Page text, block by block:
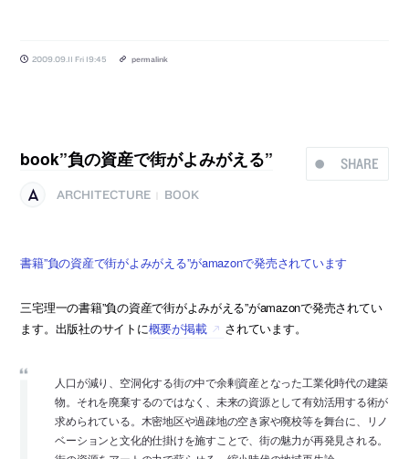
2009.09.11 Fri 19:45 permalink
SHARE
book”負の資産で街がよみがえる”
ARCHITECTURE BOOK
書籍”負の資産で街がよみがえる”がamazonで発売されています
三宅理一の書籍”負の資産で街がよみがえる”がamazonで発売されてい
ます。出版社のサイトに概要が掲載 されています。
人口が減り、空洞化する街の中で余剰資産となった工業化時代の建築
物。それを廃棄するのではなく、未来の資源として有効活用する術が
求められている。木密地区や過疎地の空き家や廃校等を舞台に、リノ
ベーションと文化的仕掛けを施すことで、街の魅力が再発見される。